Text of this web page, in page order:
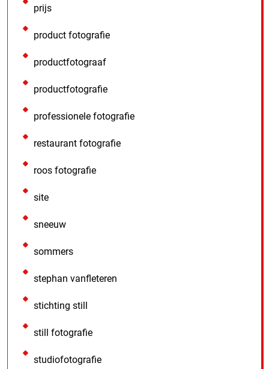
prijs
product fotografie
productfotograaf
productfotografie
professionele fotografie
restaurant fotografie
roos fotografie
site
sneeuw
sommers
stephan vanfleteren
stichting still
still fotografie
studiofotografie